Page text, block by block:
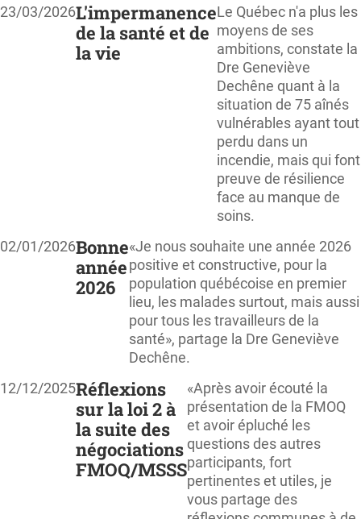
23/03/2026L'impermanence
de la santé et de
la vie
Le Québec n'a plus les
moyens de ses
ambitions, constate la
Dre Geneviève
Dechêne quant à la
situation de 75 aînés
vulnérables ayant tout
perdu dans un
incendie, mais qui font
preuve de résilience
face au manque de
soins.
02/01/2026Bonne
année
2026
«Je nous souhaite une année 2026
positive et constructive, pour la
population québécoise en premier
lieu, les malades surtout, mais aussi
pour tous les travailleurs de la
santé», partage la Dre Geneviève
Dechêne.
12/12/2025Réflexions
sur la loi 2 à
la suite des
négociations
FMOQ/MSSS
«Après avoir écouté la
présentation de la FMOQ
et avoir épluché les
questions des autres
participants, fort
pertinentes et utiles, je
vous partage des